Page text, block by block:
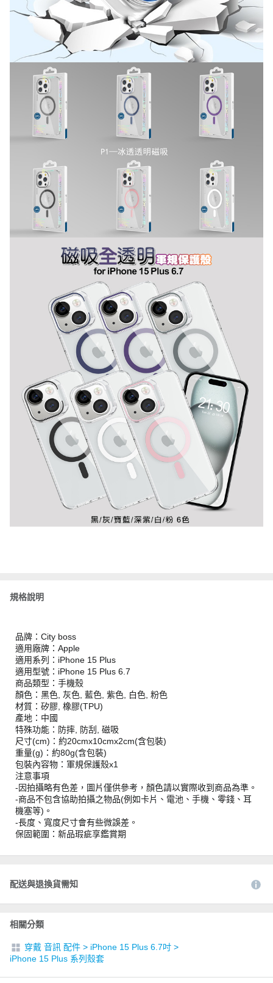
規格說明
品牌：City boss
適用廠牌：Apple
適用系列：iPhone 15 Plus
適用型號：iPhone 15 Plus 6.7
商品類型：手機殼
顏色：黑色, 灰色, 藍色, 紫色, 白色, 粉色
材質：矽膠, 橡膠(TPU)
產地：中國
特殊功能：防摔, 防刮, 磁吸
尺寸(cm)：約20cmx10cmx2cm(含包裝)
重量(g)：約80g(含包裝)
包裝內容物：軍規保護殼x1
注意事項
-因拍攝略有色差，圖片僅供參考，顏色請以實際收到商品為準。
-商品不包含協助拍攝之物品(例如卡片、電池、手機、零錢、耳
機塞等)。
-長度、寬度尺寸會有些微誤差。
保固範圍：新品瑕疵享鑑賞期
配送與退換貨需知
相關分類
穿戴 音訊 配件 > iPhone 15 Plus 6.7吋 >
iPhone 15 Plus 系列殼套